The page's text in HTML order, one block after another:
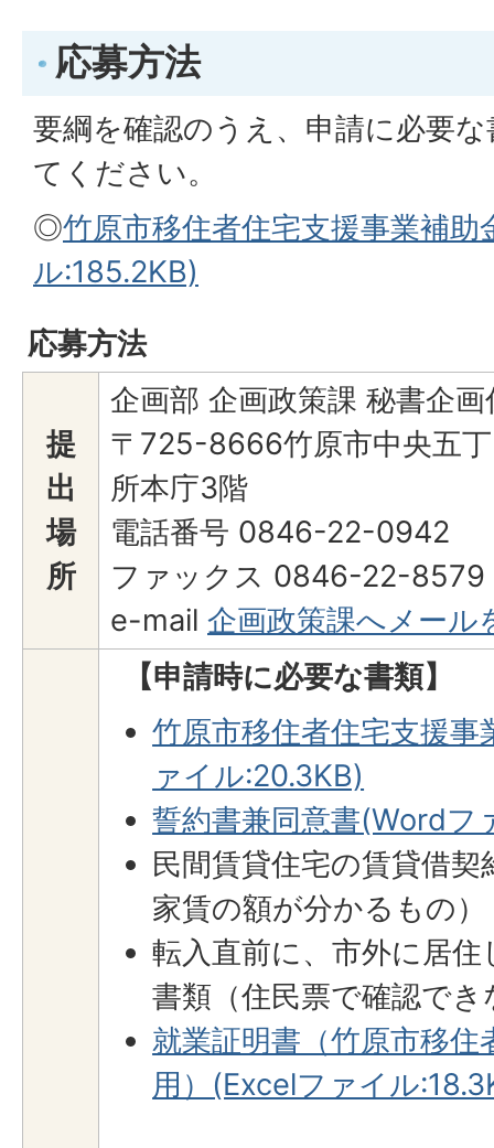
応募方法
要綱を確認のうえ、申請に必要
てください。
◎竹原市移住者住宅支援事業補
ル:185.2KB)
応募方法
提
出
場
所
企画部 企画政策課 秘書企画
〒725-8666竹原市中央五
所本庁3階
電話番号 0846-22-0942
ファックス 0846-22-8579
e-mail 企画政策課へメール
【申請時に必要な書類】
竹原市移住者住宅支援
ァイル:20.3KB)
誓約書兼同意書(Wordフ
民間賃貸住宅の賃貸借
家賃の額が分かるもの）
転入直前に、市外に居
書類（住民票で確認でき
就業証明書（竹原市移住
用）(Excelファイル